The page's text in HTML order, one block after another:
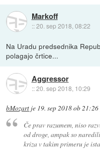
Markoff
::20. sep 2018, 08:22
Na Uradu predsednika
polagajo črtice...
Aggressor
::20. sep 2018, 10:29
bMozart je 19. sep 2018 ob 21:26
Če prav razumem, niso
od droge, ampak so
kriza v takim primeru je